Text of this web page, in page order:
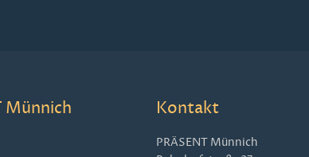
Münnich Kontakt
PRÄSENT Münnich